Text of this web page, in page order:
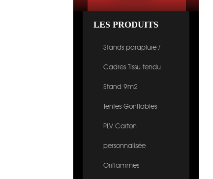
LES PRODUITS
Stands parapluie /
Cadres Tissu tendu
Stand 9m2
Tentes Gonflables
PLV Carton
personnalisée
Oriflammes